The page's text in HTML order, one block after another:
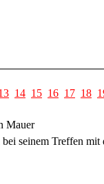
14 15 16 17 18
Mauer
seinem Treffen